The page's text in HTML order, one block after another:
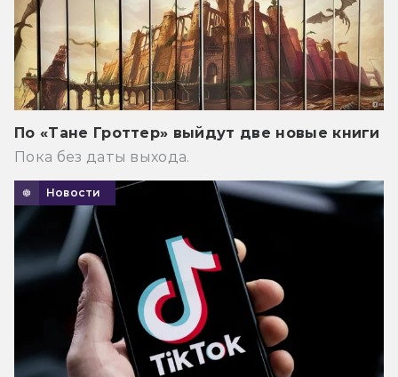
По «Тане Гроттер» выйдут две новые книги
Пока без даты выхода.
Новости